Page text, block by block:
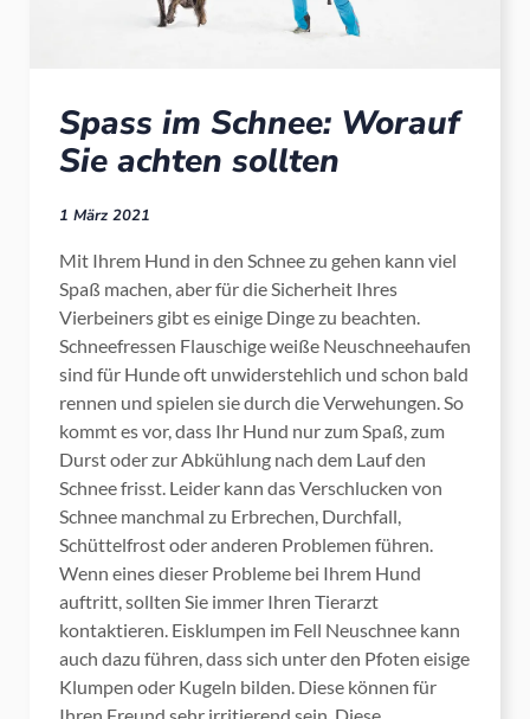
Spass im Schnee: Worauf
Sie achten sollten
1 März 2021
Mit Ihrem Hund in den Schnee zu gehen kann viel
Spaß machen, aber für die Sicherheit Ihres
Vierbeiners gibt es einige Dinge zu beachten.
Schneefressen Flauschige weiße Neuschneehaufen
sind für Hunde oft unwiderstehlich und schon bald
rennen und spielen sie durch die Verwehungen. So
kommt es vor, dass Ihr Hund nur zum Spaß, zum
Durst oder zur Abkühlung nach dem Lauf den
Schnee frisst. Leider kann das Verschlucken von
Schnee manchmal zu Erbrechen, Durchfall,
Schüttelfrost oder anderen Problemen führen.
Wenn eines dieser Probleme bei Ihrem Hund
auftritt, sollten Sie immer Ihren Tierarzt
kontaktieren. Eisklumpen im Fell Neuschnee kann
auch dazu führen, dass sich unter den Pfoten eisige
Klumpen oder Kugeln bilden. Diese können für